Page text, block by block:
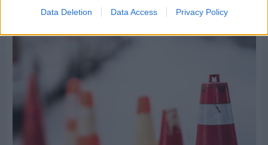
Data Deletion Data Access Privacy Policy